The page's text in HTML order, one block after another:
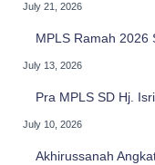
July 21, 2026
MPLS Ramah 2026
July 13, 2026
Pra MPLS SD Hj.
July 10, 2026
Akhirussanah